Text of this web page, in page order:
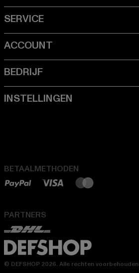
BETAALMETHODEN
PARTNERS
© DEFSHOP 2026. Alle rechten voorbehouden